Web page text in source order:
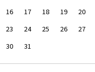
16
17 18 19 20
23
24 25 26 27
30
31